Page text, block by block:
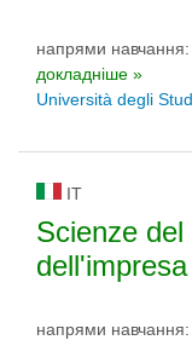
напрями навчання:
докладніше »
Università degli
IT
Scienze
dell'impresa
напрями навчання: